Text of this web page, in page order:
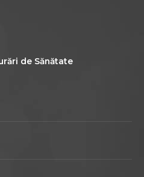
de Sănătate